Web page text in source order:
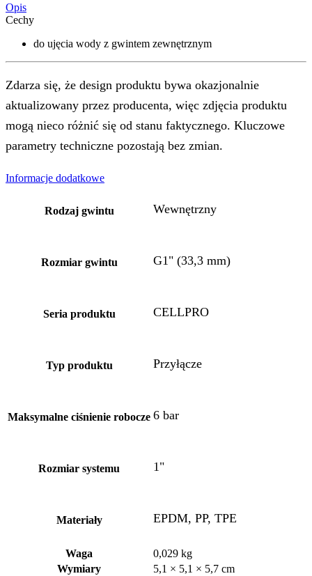
Opis
Cechy
do ujęcia wody z gwintem zewnętrznym
Zdarza się, że design produktu bywa okazjonalnie
aktualizowany przez producenta, więc zdjęcia produktu
mogą nieco różnić się od stanu faktycznego. Kluczowe
parametry techniczne pozostają bez zmian.
Informacje dodatkowe
Rodzaj gwintu Wewnętrzny
Rozmiar gwintu G1" (33,3 mm)
Seria produktu CELLPRO
Typ produktu Przyłącze
Maksymalne ciśnienie robocze 6 bar
Rozmiar systemu 1"
Materiały EPDM, PP, TPE
Waga
0,029 kg
Wymiary
5,1 × 5,1 × 5,7 cm